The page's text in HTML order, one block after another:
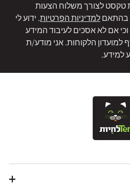
טקסט לצורך משלוח הצעות
בהתאםלמדיניות הפרטיות. ידוע לי
וכי אם לא אסכים לעיבוד המידע
הלקוחות. אני מודע/ת
למידע.